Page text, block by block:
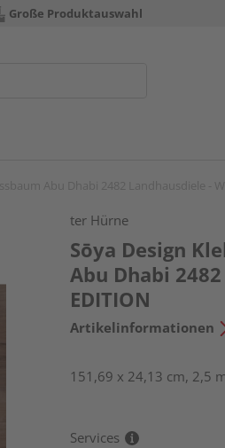
Große Produktauswahl
ter Hürne
Sōya Design
Abu Dhabi
EDITION
Artikelinformationen
151,69 x 24,13 cm, 2,5
Services